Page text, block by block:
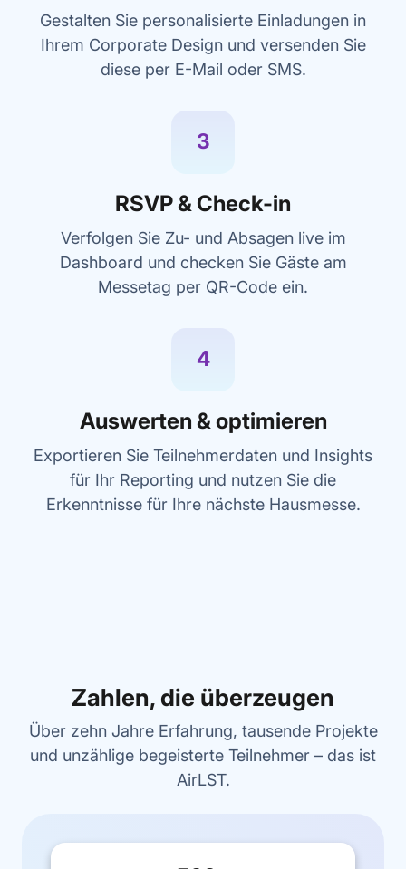
Gestalten Sie personalisierte Einladungen in
Ihrem Corporate Design und versenden Sie
diese per E-Mail oder SMS.
3
RSVP & Check-in
Verfolgen Sie Zu- und Absagen live im
Dashboard und checken Sie Gäste am
Messetag per QR-Code ein.
4
Auswerten & optimieren
Exportieren Sie Teilnehmerdaten und Insights
für Ihr Reporting und nutzen Sie die
Erkenntnisse für Ihre nächste Hausmesse.
Zahlen, die überzeugen
Über zehn Jahre Erfahrung, tausende Projekte
und unzählige begeisterte Teilnehmer – das ist
AirLST.